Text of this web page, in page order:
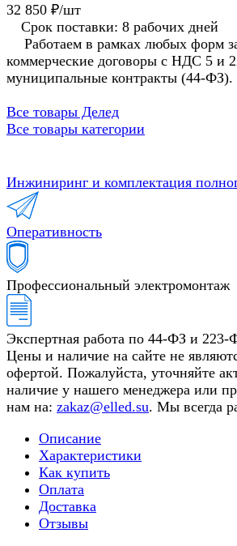
32 850 ₽/шт
Срок поставки: 8 рабочих дней
Работаем в рамках любых форм
коммерческие договоры с НДС 5 и
муниципальные контракты (44-ФЗ).
Все товары Делед
Все товары категории
Инжиниринг и комплектация
Оперативность
Профессиональный электромонтаж
Экспертная работа по 44-ФЗ и 223-
Цены и наличие на сайте не
офертой. Пожалуйста, уточняйте
наличие у нашего менеджера или
нам на: zakaz@elled.su. Мы всегда
Описание
Характеристики
Как купить
Оплата
Доставка
Отзывы